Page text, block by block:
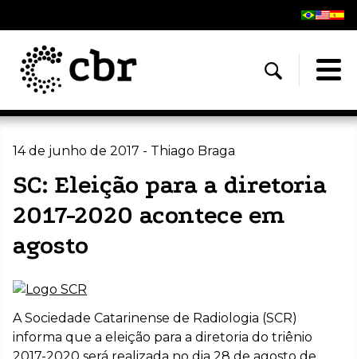
14 de junho de 2017 - Thiago Braga
SC: Eleição para a diretoria
2017-2020 acontece em
agosto
A Sociedade Catarinense de Radiologia (SCR)
informa que a eleição para a diretoria do triênio
2017-2020 será realizada no dia 28 de agosto de